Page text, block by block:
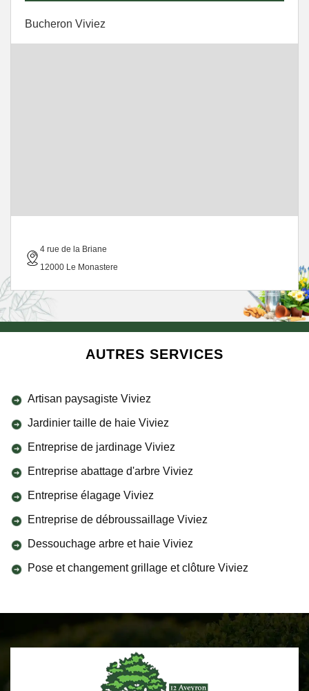
Bucheron Viviez
4 rue de la Briane
12000 Le Monastere
AUTRES SERVICES
Artisan paysagiste Viviez
Jardinier taille de haie Viviez
Entreprise de jardinage Viviez
Entreprise abattage d'arbre Viviez
Entreprise élagage Viviez
Entreprise de débroussaillage Viviez
Dessouchage arbre et haie Viviez
Pose et changement grillage et clôture Viviez